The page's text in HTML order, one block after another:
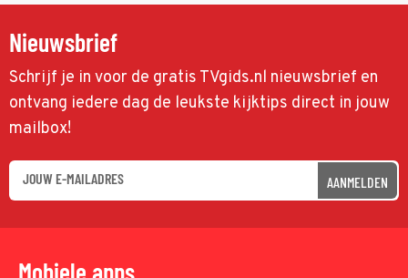
Nieuwsbrief
Schrijf je in voor de gratis TVgids.nl nieuwsbrief en
ontvang iedere dag de leukste kijktips direct in jouw
mailbox!
AANMELDEN
Mobiele apps